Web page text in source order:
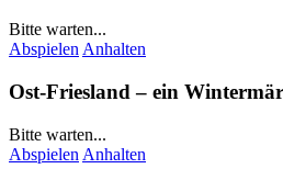
Bitte warten...
Abspielen Anhalten
Ost-Friesland – ein
Bitte warten...
Abspielen Anhalten